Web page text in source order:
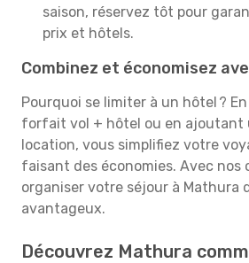
saison, réservez tôt pour
prix et hôtels.
Combinez et économisez
Pourquoi se limiter à un hôtel ?
forfait vol + hôtel ou en ajoutant
location, vous simplifiez votre
faisant des économies. Avec nos
organiser votre séjour à Mathura
avantageux.
Découvrez Mathura